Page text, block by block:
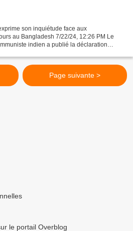
son inquiétude face aux
au Bangladesh 7/22/24, 12:26 PM Le
indien a publié la déclaration
Page suivante >
le portail Overblog